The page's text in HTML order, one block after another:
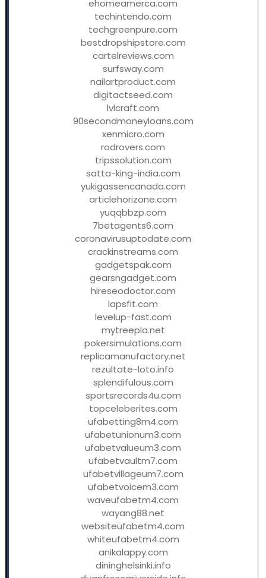
ehomeamerca.com
techintendo.com
techgreenpure.com
bestdropshipstore.com
cartelreviews.com
surfsway.com
nailartproduct.com
digitactseed.com
lvlcraft.com
90secondmoneyloans.com
xenmicro.com
rodrovers.com
tripssolution.com
satta-king-india.com
yukigassencanada.com
articlehorizone.com
yuqqbbzp.com
7betagents6.com
coronavirusuptodate.com
crackinstreams.com
gadgetspak.com
gearsngadget.com
hireseodoctor.com
lapsfit.com
levelup-fast.com
mytreepla.net
pokersimulations.com
replicamanufactory.net
rezultate-loto.info
splendifulous.com
sportsrecords4u.com
topceleberites.com
ufabetting8m4.com
ufabetunionum3.com
ufabetvalueum3.com
ufabetvaultm7.com
ufabetvillageum7.com
ufabetvoicem3.com
waveufabetm4.com
wayang88.net
websiteufabetm4.com
whiteufabetm4.com
anikalappy.com
dininghelsinki.info